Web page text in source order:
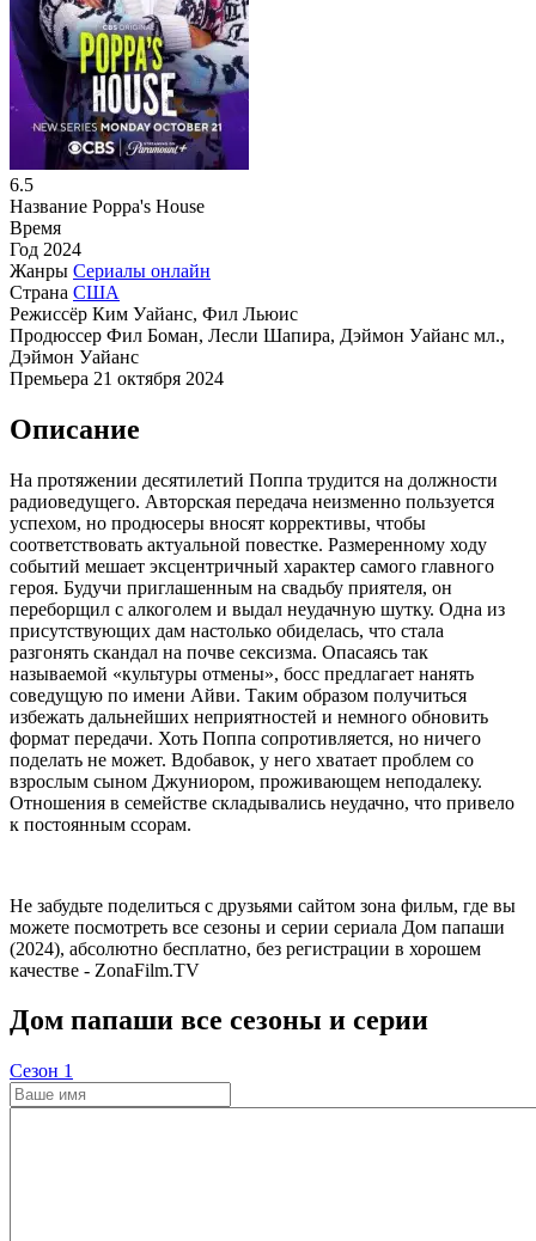
6.5
Название Poppa's House
Время
Год 2024
Жанры Сериалы онлайн
Страна США
Режиссёр Ким Уайанс, Фил Льюис
Продюссер Фил Боман, Лесли Шапира, Дэймон Уайанс мл.,
Дэймон Уайанс
Премьера 21 октября 2024
Описание
На протяжении десятилетий Поппа трудится на должности
радиоведущего. Авторская передача неизменно пользуется
успехом, но продюсеры вносят коррективы, чтобы
соответствовать актуальной повестке. Размеренному ходу
событий мешает эксцентричный характер самого главного
героя. Будучи приглашенным на свадьбу приятеля, он
переборщил с алкоголем и выдал неудачную шутку. Одна из
присутствующих дам настолько обиделась, что стала
разгонять скандал на почве сексизма. Опасаясь так
называемой «культуры отмены», босс предлагает нанять
соведущую по имени Айви. Таким образом получиться
избежать дальнейших неприятностей и немного обновить
формат передачи. Хоть Поппа сопротивляется, но ничего
поделать не может. Вдобавок, у него хватает проблем со
взрослым сыном Джуниором, проживающем неподалеку.
Отношения в семействе складывались неудачно, что привело
к постоянным ссорам.
Не забудьте поделиться с друзьями сайтом зона фильм, где вы
можете посмотреть все сезоны и серии сериала Дом папаши
(2024), абсолютно бесплатно, без регистрации в хорошем
качестве - ZonaFilm.TV
Дом папаши все сезоны и серии
Cезон 1